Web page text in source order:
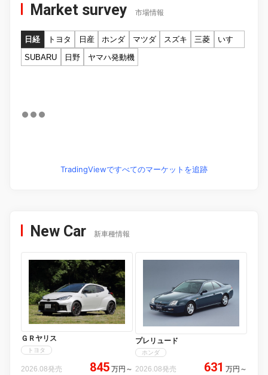
Market survey 市場情報
日経 トヨタ 日産 ホンダ マツダ スズキ 三菱
いすゞ
SUBARU
日野 ヤマハ発動機
TradingViewですべてのマーケットを追跡
New Car 新車種情報
ＧＲヤリス
トヨタ
2026.08発売 845 万円 ～
プレリュード
ホンダ
2026.08発売 631 万円 ～